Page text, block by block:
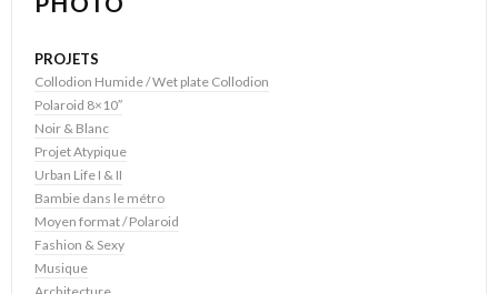
PROJETS
Collodion Humide / Wet plate Collodion
Polaroid 8×10″
Noir & Blanc
Projet Atypique
Urban Life I & II
Bambie dans le métro
Moyen format / Polaroid
Fashion & Sexy
Musique